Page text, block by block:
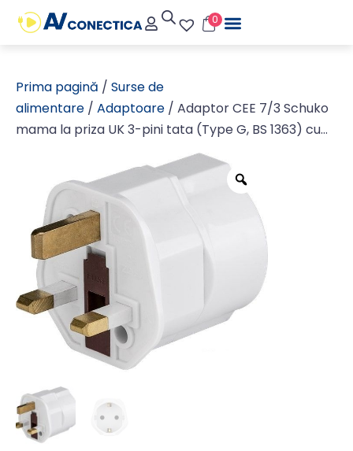
0
Prima pagină / Surse de
alimentare / Adaptoare / Adaptor CEE 7/3 Schuko
mama la priza UK 3-pini tata (Type G, BS 1363) cu